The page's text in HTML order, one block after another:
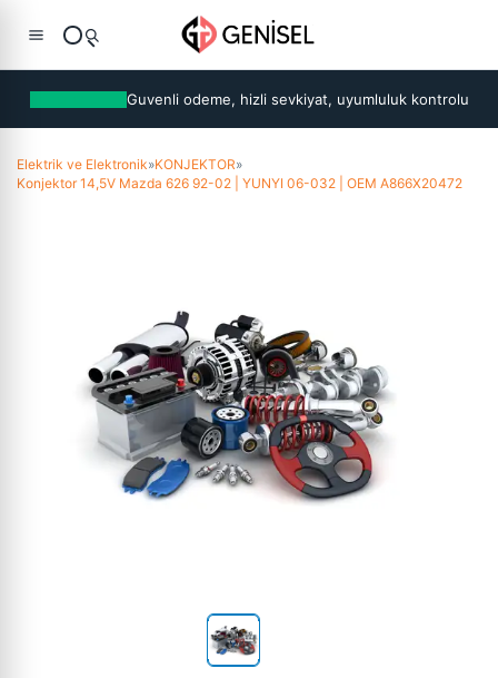
Guvenli odeme, hizli sevkiyat, uyumluluk kontrolu
Elektrik ve Elektronik»KONJEKTOR»
Konjektor 14,5V Mazda 626 92-02 | YUNYI 06-032 | OEM A866X20472